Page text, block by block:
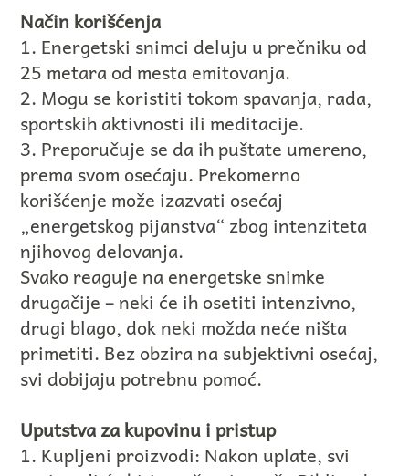
Način korišćenja
1. Energetski snimci deluju u prečniku od
25 metara od mesta emitovanja.
2. Mogu se koristiti tokom spavanja, rada,
sportskih aktivnosti ili meditacije.
3. Preporučuje se da ih puštate umereno,
prema svom osećaju. Prekomerno
korišćenje može izazvati osećaj
„energetskog pijanstva“ zbog intenziteta
njihovog delovanja.
Svako reaguje na energetske snimke
drugačije – neki će ih osetiti intenzivno,
drugi blago, dok neki možda neće ništa
primetiti. Bez obzira na subjektivni osećaj,
svi dobijaju potrebnu pomoć.
Uputstva za kupovinu i pristup
1. Kupljeni proizvodi: Nakon uplate, svi